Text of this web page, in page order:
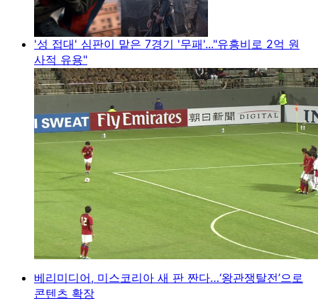
'성 접대' 심판이 맡은 7경기 '무패'..."유흥비로 2억 원
사적 유용"
베리미디어, 미스코리아 새 판 짠다…‘왕관쟁탈전’으로
콘텐츠 확장